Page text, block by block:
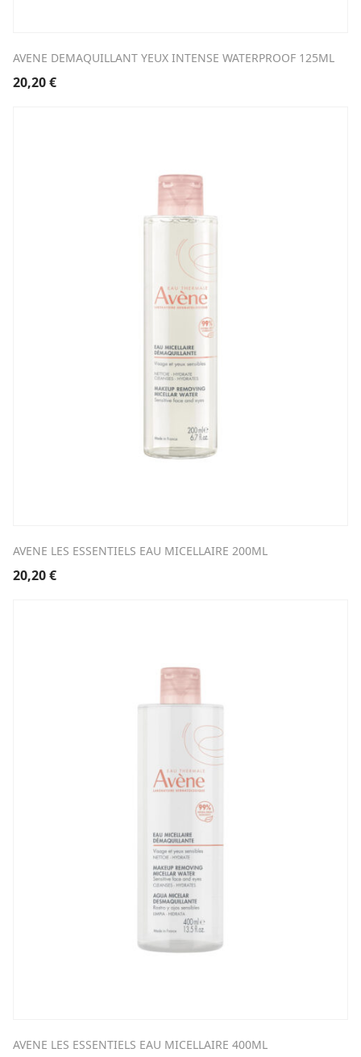
AVENE DEMAQUILLANT YEUX INTENSE WATERPROOF 125ML
20,20€
AVENE LES ESSENTIELS EAU MICELLAIRE 200ML
20,20€
AVENE LES ESSENTIELS EAU MICELLAIRE 400ML